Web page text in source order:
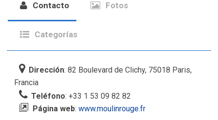
Contacto Fotos
Categorías
Dirección: 82 Boulevard de Clichy, 75018 Paris,
Francia
Teléfono: +33 1 53 09 82 82
Página web: www.moulinrouge.fr